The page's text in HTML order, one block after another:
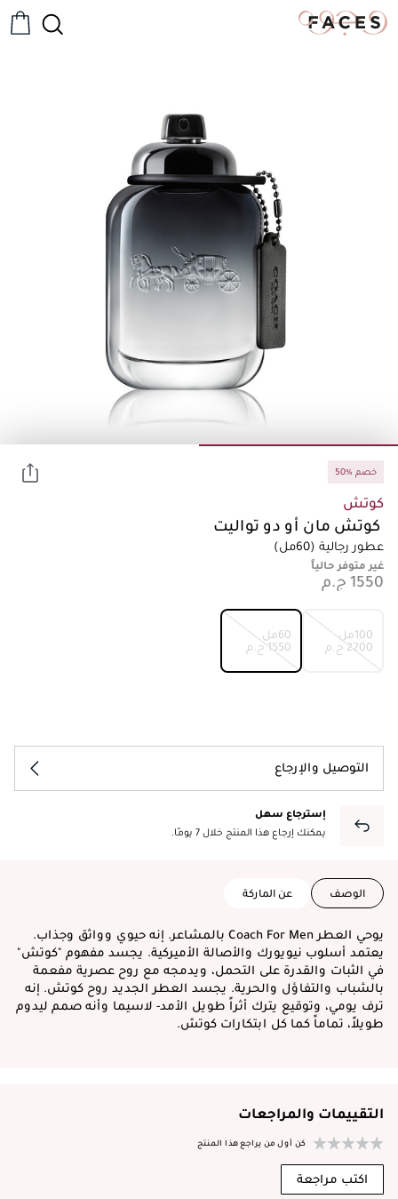
50% خصم
كوتش
كوتش مان أو دو تواليت
عطور رجالية (60مل)
غير متوفر حالياً
100مل
⁦2200⁩ ج.م
60مل
⁦1550⁩ ج.م
التوصيل والإرجاع
إسترجاع سهل
يمكنك إرجاع هذا المنتج خلال 7 يومًا.
الوصف عن الماركة
يوحي العطر Coach For Men بالمشاعر. إنه حيوي وواثق وجذاب.
يعتمد أسلوب نيويورك والأصالة الأميركية. يجسد مفهوم "كوتش"
في الثبات والقدرة على التحمل، ويدمجه مع روح عصرية مفعمة
بالشباب والتفاؤل والحرية. يجسد العطر الجديد روح كوتش. إنه
ترف يومي، وتوقيع يترك أثراً طويل الأمد- لاسيما وأنه صمم ليدوم
طويلاً، تماماً كما كل ابتكارات كوتش.
التقييمات والمراجعات
كن أول من يراجع هذا المنتج
اكتب مراجعة